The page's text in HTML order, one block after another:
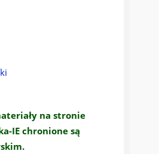
na stronie
IE chronione są